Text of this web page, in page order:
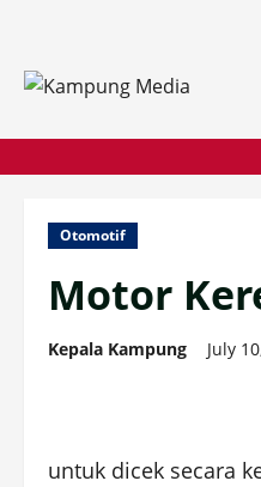
content
Otomotif
Motor
Kepala Kampung July
untuk dicek secara